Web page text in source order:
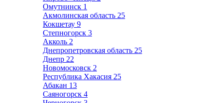
Омутнинск 1
Акмолинская область 25
Кокшетау 9
Степногорск 3
Акколь 2
Днепропетровская область 25
Днепр 22
Новомосковск 2
Республика Хакасия 25
Абакан 13
Саяногорск 4